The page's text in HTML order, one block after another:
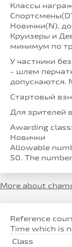
Классы
Новички(N),
Круизеры и
минимум по
У частники
- шлем
допускаются.
Стартовый
Для зрителей
Awarding
Новички
Allowable
50. The
More about
Reference
Time which is
Class